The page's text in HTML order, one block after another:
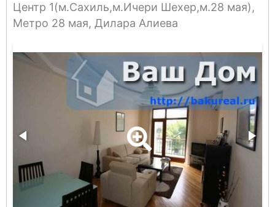
Центр 1(м.Сахиль,м.Ичери Шехер,м.28 мая),
Метро 28 мая, Дилара Алиева